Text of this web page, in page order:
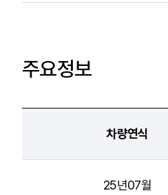
주요정보
차량연식
25년07월